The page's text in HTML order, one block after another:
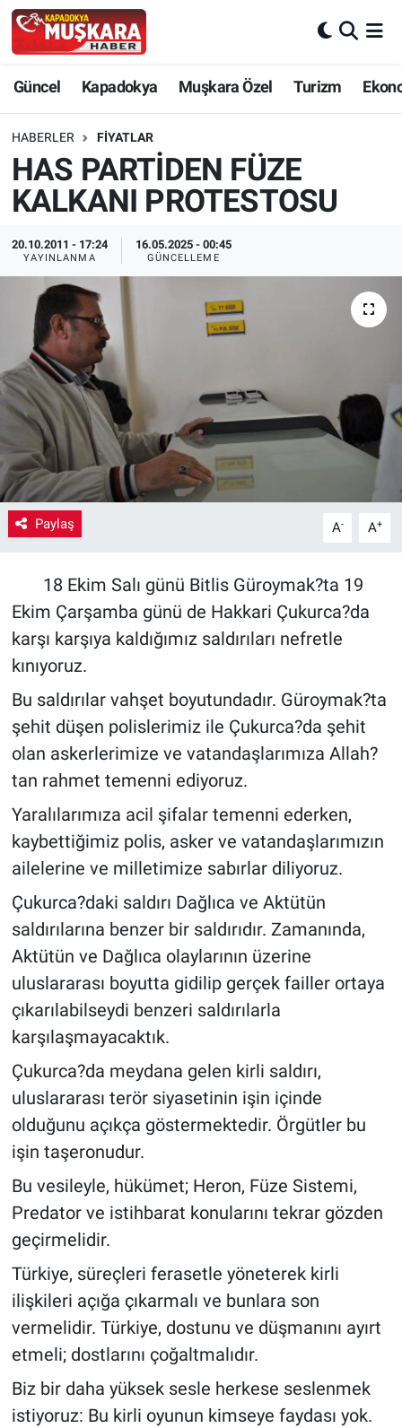
Güncel Kapadokya Muşkara Özel Turizm
HABERLER FIYATLAR
HAS PARTİDEN FÜZE
KALKANI PROTESTOSU
20.10.2011 - 17:24
YAYINLANMA
16.05.2025 - 00:45
GÜNCELLEME
Paylaş A- A+
18 Ekim Salı günü Bitlis Güroymak?ta 19
Ekim Çarşamba günü de Hakkari Çukurca?da
karşı karşıya kaldığımız saldırıları nefretle
kınıyoruz.
Bu saldırılar vahşet boyutundadır. Güroymak?ta
şehit düşen polislerimiz ile Çukurca?da şehit
olan askerlerimize ve vatandaşlarımıza Allah?
tan rahmet temenni ediyoruz.
Yaralılarımıza acil şifalar temenni ederken,
kaybettiğimiz polis, asker ve vatandaşlarımızın
ailelerine ve milletimize sabırlar diliyoruz.
Çukurca?daki saldırı Dağlıca ve Aktütün
saldırılarına benzer bir saldırıdır. Zamanında,
Aktütün ve Dağlıca olaylarının üzerine
uluslararası boyutta gidilip gerçek failler ortaya
çıkarılabilseydi benzeri saldırılarla
karşılaşmayacaktık.
Çukurca?da meydana gelen kirli saldırı,
uluslararası terör siyasetinin işin içinde
olduğunu açıkça göstermektedir. Örgütler bu
işin taşeronudur.
Bu vesileyle, hükümet; Heron, Füze Sistemi,
Predator ve istihbarat konularını tekrar gözden
geçirmelidir.
Türkiye, süreçleri ferasetle yöneterek kirli
ilişkileri açığa çıkarmalı ve bunlara son
vermelidir. Türkiye, dostunu ve düşmanını ayırt
etmeli; dostlarını çoğaltmalıdır.
Biz bir daha yüksek sesle herkese seslenmek
istiyoruz: Bu kirli oyunun kimseye faydası yok.
Güncel
SEÇİM
Muşkara Özel
Ekonomi
Kapadokya
Turizm
Kültür - Sanat
Yaşam
VEFATLAR
Nevşehir Hava Durumu
Nevşehir Trafik Yoğunluk Haritası
Süper Lig Puan Durumu ve Fikstür
Tüm Manşetler
Son Dakika Haberleri
Haber Arşivi